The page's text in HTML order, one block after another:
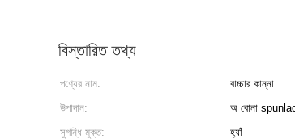
বিস্তারিত তথ্য
পণ্যের নাম: বাচ্চার কান্না
উপাদান:
অ বোনা
সুগন্ধি মুক্ত:
হ্যাঁ